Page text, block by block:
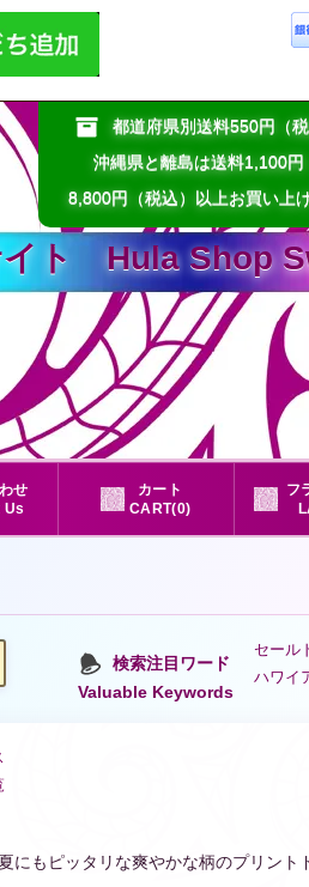
ト Hula Shop
都道府県別送料550円（
沖縄県と離島は送料1,100円
8,800円（税込）以上お買い上
せ
Us
カート
CART(0)
フ
検索注目ワード
Valuable Keywords
セール
ハワイ
にもピッタリな爽やかな柄のプリント